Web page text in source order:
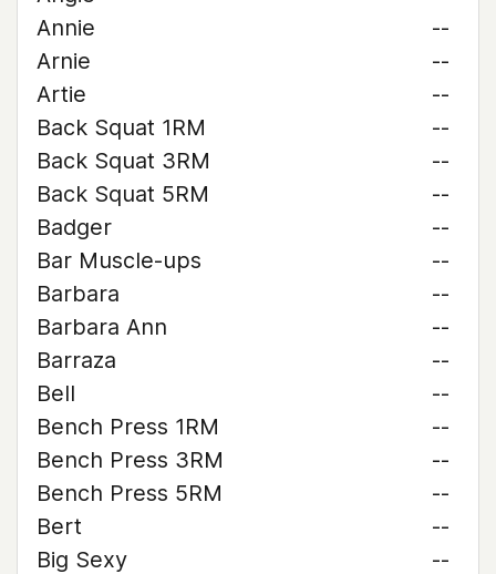
Annie
--
Arnie
--
Artie
--
Back Squat 1RM
--
Back Squat 3RM
--
Back Squat 5RM
--
Badger
--
Bar Muscle-ups
--
Barbara
--
Barbara Ann
--
Barraza
--
Bell
--
Bench Press 1RM
--
Bench Press 3RM
--
Bench Press 5RM
--
Bert
--
Big Sexy
--